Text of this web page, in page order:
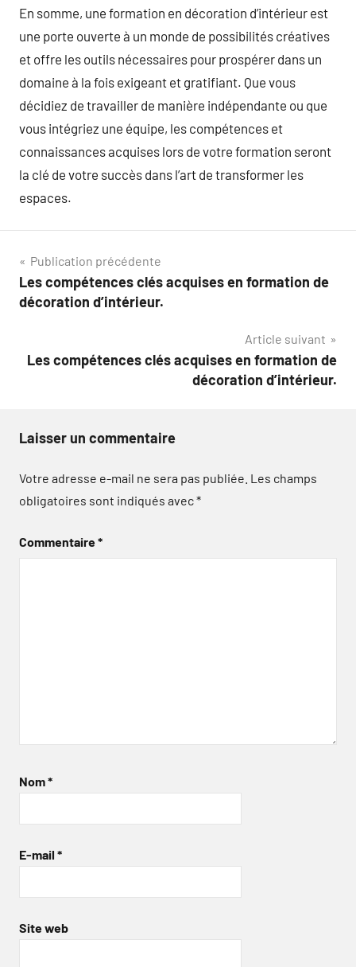
En somme, une formation en décoration d’intérieur est
une porte ouverte à un monde de possibilités créatives
et offre les outils nécessaires pour prospérer dans un
domaine à la fois exigeant et gratifiant. Que vous
décidiez de travailler de manière indépendante ou que
vous intégriez une équipe, les compétences et
connaissances acquises lors de votre formation seront
la clé de votre succès dans l’art de transformer les
espaces.
Navigation
de
Publication précédente
Les compétences clés acquises en formation de
décoration d’intérieur.
Article suivant
Les compétences clés acquises en formation de
décoration d’intérieur.
Laisser un commentaire
Votre adresse e-mail ne sera pas publiée. Les champs
obligatoires sont indiqués avec*
Commentaire*
Nom*
E-mail *
Site web